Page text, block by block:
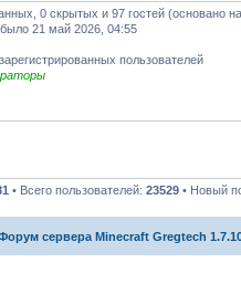
0 скрытых и 97 гостей (основано
21 май 2026, 04:55
пользователей
• Всего пользователей: 23529 • Новый
сервера Minecraft Gregtech